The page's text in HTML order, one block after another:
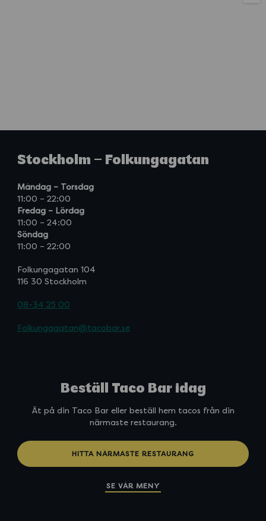
Stockholm – Folkungagatan
Måndag – Torsdag
11:00 – 22:00
Fredag – Lördag
11:00 – 24:00
Söndag
11:00 – 22:00
Folkungagatan 104
116 30 Stockholm
08-34 25 00
Folkungagatan@tacobar.se
Beställ Taco Bar idag
Ät på din Taco Bar eller beställ hem tacos från din
närmaste restaurang.
HITTA NÄRMASTE RESTAURANG
SE VÅR MENY